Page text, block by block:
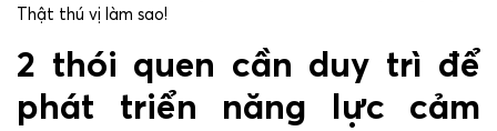
Thật thú vị làm sao!
2 thói quen cần duy trì để
phát triển năng lực cảm